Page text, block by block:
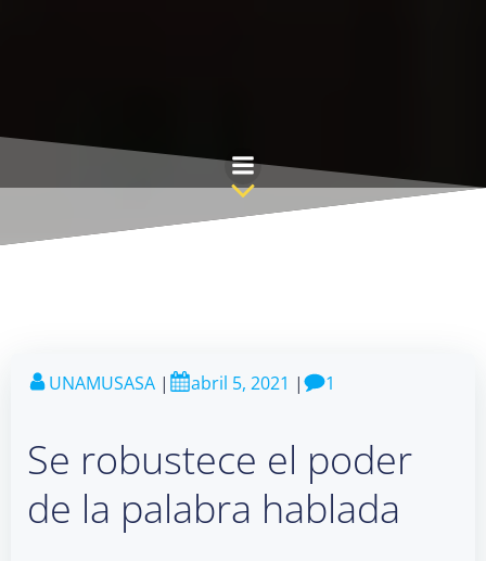
UNAMUSASA | abril 5, 2021 | 1
Se robustece el poder
de la palabra hablada